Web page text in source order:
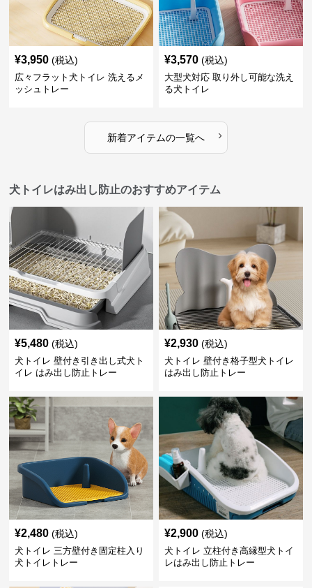
¥3,950 (税込)
広々フラット犬トイレ 洗えるメ
ッシュトレー
¥3,570 (税込)
大型犬対応 取り外し可能な洗え
る犬トイレ
新着アイテムの一覧へ ›
犬トイレはみ出し防止のおすすめアイテム
¥5,480 (税込)
犬トイレ 壁付き引き出し式犬ト
イレ はみ出し防止トレー
¥2,930 (税込)
犬トイレ 壁付き格子型犬トイレ
はみ出し防止トレー
¥2,480 (税込)
犬トイレ 三方壁付き固定柱入り
犬トイレトレー
¥2,900 (税込)
犬トイレ 立柱付き高縁型犬トイ
レはみ出し防止トレー